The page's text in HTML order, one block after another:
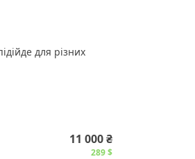
для різних
11 000 ₴
289 $